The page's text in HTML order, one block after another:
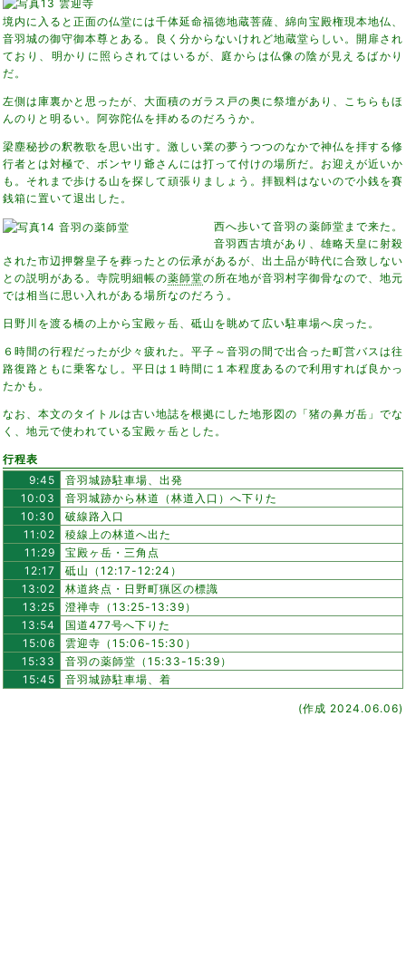
境内に入ると正面の仏堂には千体延命福徳地蔵菩薩、綿向宝殿権現本地仏、
音羽城の御守御本尊とある。良く分からないけれど地蔵堂らしい。開扉され
ており、明かりに照らされてはいるが、庭からは仏像の陰が見えるばかり
だ。
左側は庫裏かと思ったが、大面積のガラス戸の奥に祭壇があり、こちらもほ
んのりと明るい。阿弥陀仏を拝めるのだろうか。
梁塵秘抄の釈教歌を思い出す。激しい業の夢うつつのなかで神仏を拝する修
行者とは対極で、ボンヤリ爺さんには打って付けの場所だ。お迎えが近いか
も。それまで歩ける山を探して頑張りましょう。拝観料はないので小銭を賽
銭箱に置いて退出した。
西へ歩いて音羽の薬師堂まで来た。
音羽西古墳があり、雄略天皇に射殺
された市辺押磐皇子を葬ったとの伝承があるが、出土品が時代に合致しない
との説明がある。寺院明細帳の薬師堂の所在地が音羽村字御骨なので、地元
では相当に思い入れがある場所なのだろう。
日野川を渡る橋の上から宝殿ヶ岳、砥山を眺めて広い駐車場へ戻った。
６時間の行程だったが少々疲れた。平子～音羽の間で出合った町営バスは往
路復路ともに乗客なし。平日は１時間に１本程度あるので利用すれば良かっ
たかも。
なお、本文のタイトルは古い地誌を根拠にした地形図の「猪の鼻ガ岳」でな
く、地元で使われている宝殿ヶ岳とした。
行程表
9:45
音羽城跡駐車場、出発
10:03
音羽城跡から林道（林道入口）へ下りた
10:30
破線路入口
11:02
稜線上の林道へ出た
11:29
宝殿ヶ岳・三角点
12:17
砥山（12:17-12:24）
13:02
林道終点・日野町猟区の標識
13:25
澄禅寺（13:25-13:39）
13:54
国道477号へ下りた
15:06
雲迎寺（15:06-15:30）
15:33
音羽の薬師堂（15:33-15:39）
15:45
音羽城跡駐車場、着
(作成 2024.06.06)